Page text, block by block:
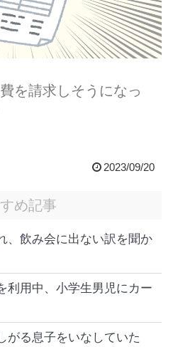
を請求しそうになっ
2023/09/20
め記事
、飲み会に出ない訳を聞か
利用中、小学生男児にカー
がる息子をいなしていた